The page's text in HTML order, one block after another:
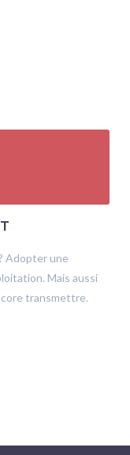
Adopter une
Mais aussi
transmettre.